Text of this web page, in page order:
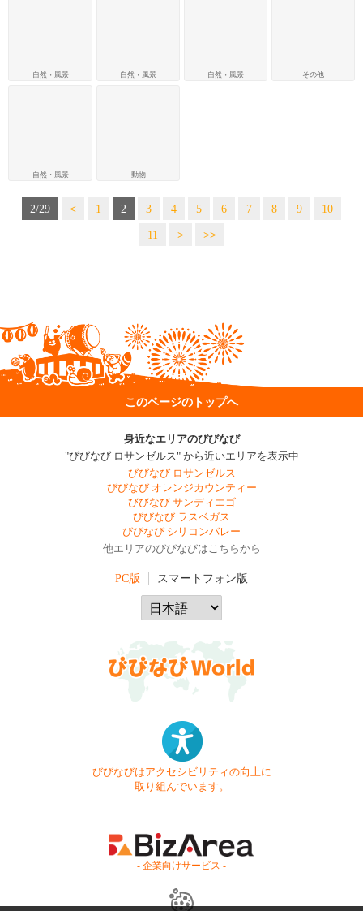
自然・風景
自然・風景
自然・風景
動物
自然・風景 その他
2/29 < 1 2 3 4 5 6 7 8 9
10
11
> >>
このページのトップへ
身近なエリアのびびなび
"びびなび ロサンゼルス" から近いエリアを表示中
びびなび ロサンゼルス
びびなび オレンジカウンティー
びびなび サンディエゴ
びびなび ラスベガス
びびなび シリコンバレー
他エリアのびびなびはこちらから
PC版 スマートフォン版
びびなびはアクセシビリティの向上に
取り組んでいます。
- 企業向けサービス -